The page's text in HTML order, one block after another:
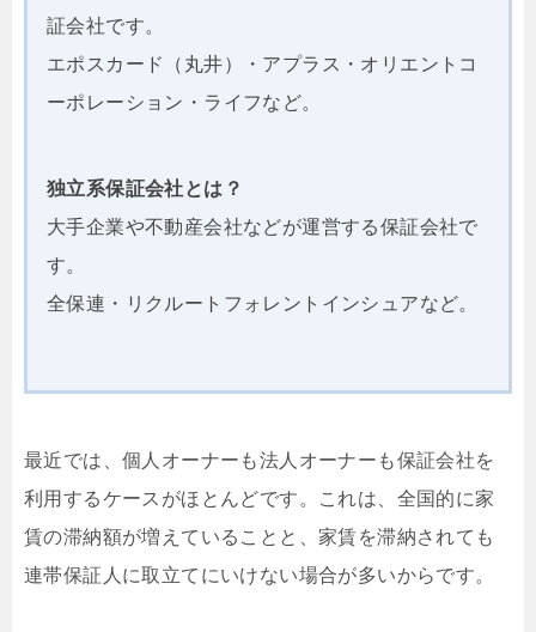
証会社です。
エポスカード（丸井）・アプラス・オリエントコ
ーポレーション・ライフなど。
独立系保証会社とは？
大手企業や不動産会社などが運営する保証会社で
す。
全保連・リクルートフォレントインシュアなど。
最近では、個人オーナーも法人オーナーも保証会社を
利用するケースがほとんどです。これは、全国的に家
賃の滞納額が増えていることと、家賃を滞納されても
連帯保証人に取立てにいけない場合が多いからです。